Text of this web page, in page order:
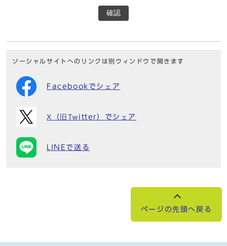
確認
ソーシャルサイトへのリンクは別ウィンドウで開きます
Facebookでシェア
X（旧Twitter）でシェア
LINEで送る
ページの先頭へ戻る